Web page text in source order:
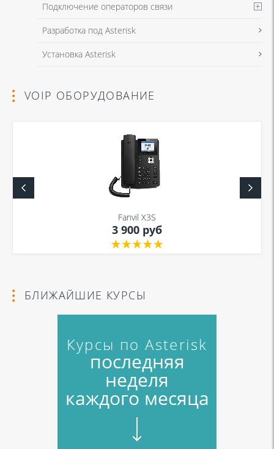
Подключение операторов связи
Разработка под Asterisk
Установка Asterisk
VOIP ОБОРУДОВАНИЕ
Fanvil X3S
3 900 руб
БЛИЖАЙШИЕ КУРСЫ
Курсы по Asterisk
последняя
неделя
каждого месяца